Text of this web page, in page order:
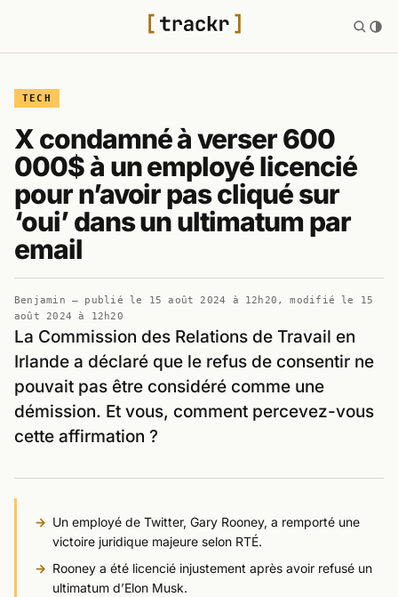
TECH
X condamné à verser 600
000$ à un employé licencié
pour n’avoir pas cliqué sur
‘oui’ dans un ultimatum par
email
Benjamin — publié le 15 août 2024 à 12h20 , modifié le 15
août 2024 à 12h20
La Commission des Relations de Travail en
Irlande a déclaré que le refus de consentir ne
pouvait pas être considéré comme une
démission. Et vous, comment percevez-vous
cette affirmation ?
Un employé de Twitter, Gary Rooney, a remporté une
victoire juridique majeure selon RTÉ.
Rooney a été licencié injustement après avoir refusé un
ultimatum d’Elon Musk.